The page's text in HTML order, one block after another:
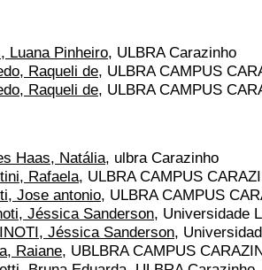
Luana Pinheiro, ULBRA Carazinho
Raqueli de, ULBRA CAMPUS
Raqueli de, ULBRA CAMPUS
Haas, Natália, ulbra Carazinho
Rafaela, ULBRA CAMPUS
Jose antonio, ULBRA CAMPUS
Jéssica Sanderson, Universidade
Jéssica Sanderson,
Raiane, UBLBRA CAMPUS